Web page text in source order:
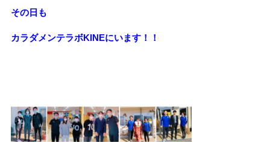
その日も
カラダメンテラボKINEにいます！！